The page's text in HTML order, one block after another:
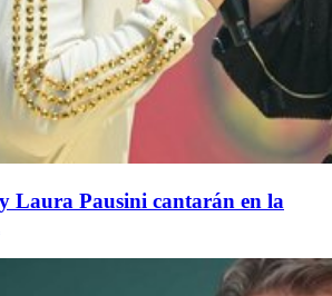
Laura Pausini cantarán en la